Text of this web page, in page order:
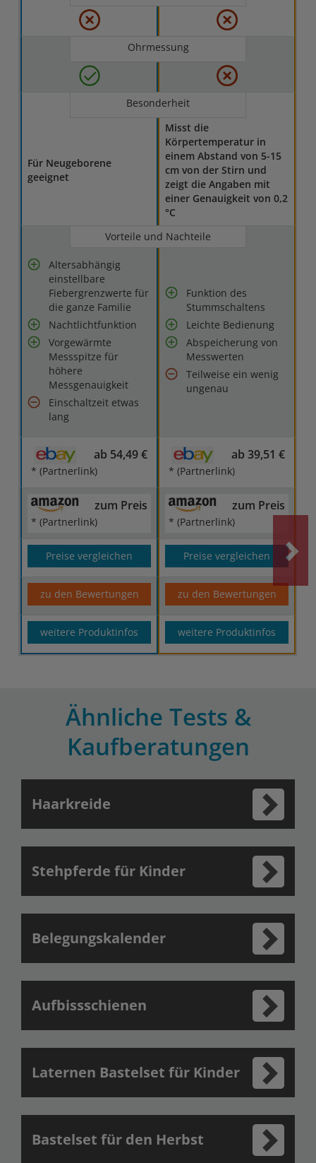
Ohrmessung
Besonderheit
Für Neugeborene
geeignet
Misst die
Körpertemperatur in
einem Abstand von 5-15
cm von der Stirn und
zeigt die Angaben mit
einer Genauigkeit von 0,2
°C
Vorteile und Nachteile
Altersabhängig
einstellbare
Fiebergrenzwerte für
die ganze Familie
Nachtlichtfunktion
Vorgewärmte
Messspitze für
höhere
Messgenauigkeit
Einschaltzeit etwas
lang
Funktion des
Stummschaltens
Leichte Bedienung
Abspeicherung von
Messwerten
Teilweise ein wenig
ungenau
ab 54,49 €
* (Partnerlink)
ab 39,51 €
* (Partnerlink)
zum Preis
* (Partnerlink)
zum Preis
* (Partnerlink)
Preise vergleichen Preise vergleichen
zu den Bewertungen zu den Bewertungen
weitere Produktinfos weitere Produktinfos
Ähnliche Tests &
Kaufberatungen
Haarkreide
Stehpferde für Kinder
Belegungskalender
Aufbissschienen
Laternen Bastelset für Kinder
Bastelset für den Herbst